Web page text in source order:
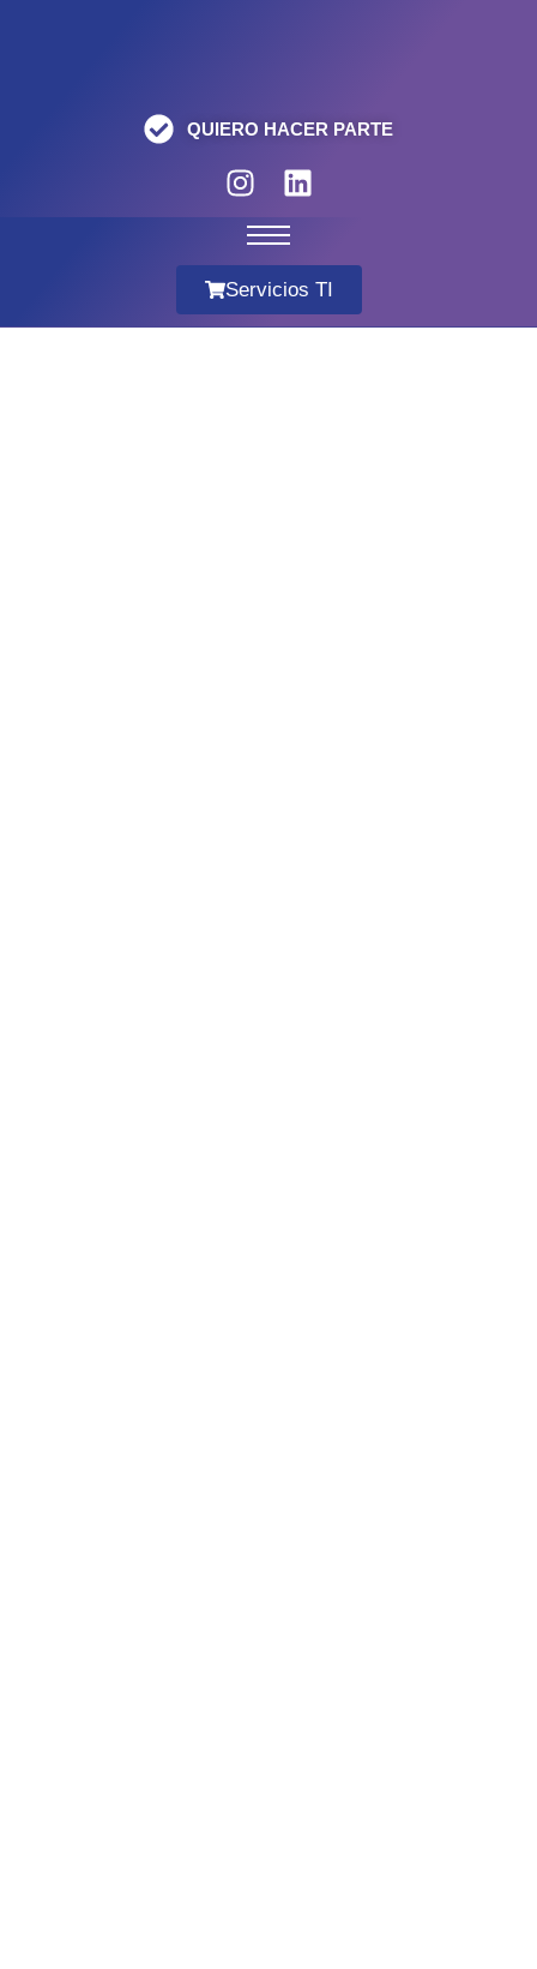
QUIERO HACER PARTE
Servicios TI